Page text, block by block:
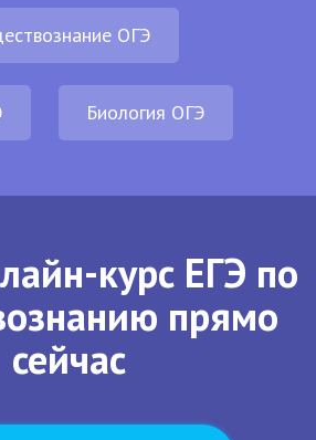
ОГЭ
Биология ОГЭ
курс ЕГЭ по
прямо
сейчас